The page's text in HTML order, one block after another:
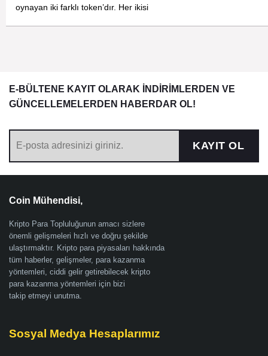
oynayan iki farklı token’dır. Her ikisi
E-BÜLTENE KAYIT OLARAK İNDİRİMLERDEN VE
GÜNCELLEMELERDEN HABERDAR OL!
KAYIT OL
Coin Mühendisi,
Kripto Para Topluluğunun amacı sizlere
önemli gelişmeleri hızlı ve doğru şekilde
ulaştırmaktır. Kripto para piyasaları hakkında
tüm haberler, gelişmeler, para kazanma
yöntemleri, ciddi gelir getirebilecek kripto
para kazanma yöntemleri için bizi
takip etmeyi unutma.
Sosyal Medya Hesaplarımız